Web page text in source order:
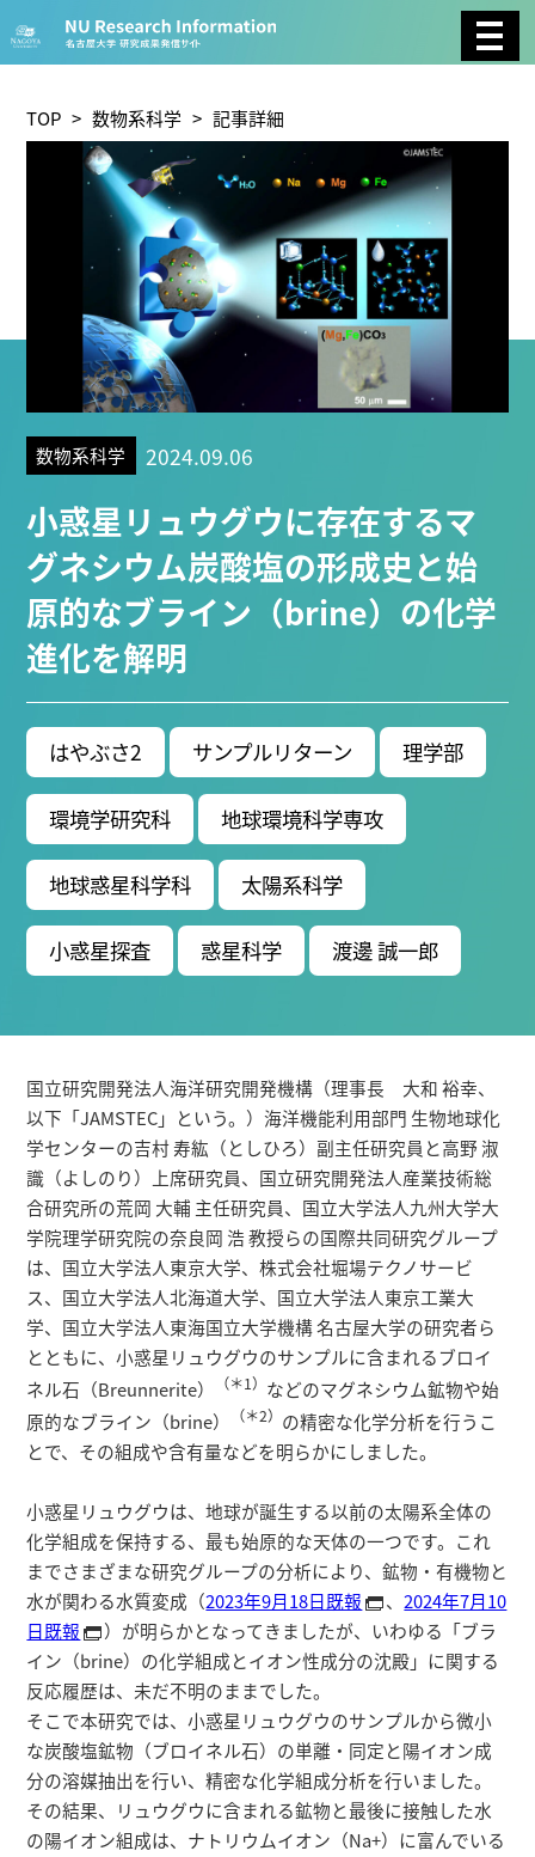
CATEGORY
環境学 生物学
総合理工 複合領域
農学 化学 医歯薬学
情報学 数物系科学
人文学
TAG
(177)
生命農学研究科 (116)
トランスフォーマティ
ブ生命分子研究所 (75)
環境学研究科 (67)
宇宙地球
環境研究所 (63)
未来材料・システム研究所 (61)
報学研究科 (47)
植物 (33) 機械学習 (31)
高等
研究院 (26)
生物機能開発利用研究センター (24)
境医学研究所 (23)
宇宙 (21)
創薬科学研究科 (20)
シロイヌナズ
ナ (19)
オーロラ (17)
Research VIDEOS
Researchers' VOICE
Links
名古屋大学基金
研究者総覧
TOP >数物系科学 > 記事詳細
数物系科学 2024.09.06
小惑星リュウグウに存在するマ
グネシウム炭酸塩の形成史と始
原的なブライン（brine）の化学
進化を解明
はやぶさ2 サンプルリターン 理学部
環境学研究科 地球環境科学専攻
地球惑星科学科 太陽系科学
小惑星探査 惑星科学 渡邊 誠一郎
国立研究開発法人海洋研究開発機構（理事長 大和 裕幸、
以下「JAMSTEC」という。）海洋機能利用部門 生物地球化
学センターの吉村 寿紘（としひろ）副主任研究員と高野 淑
識（よしのり）上席研究員、国立研究開発法人産業技術総
合研究所の荒岡 大輔 主任研究員、国立大学法人九州大学大
学院理学研究院の奈良岡 浩 教授らの国際共同研究グループ
は、国立大学法人東京大学、株式会社堀場テクノサービ
ス、国立大学法人北海道大学、国立大学法人東京工業大
学、国立大学法人東海国立大学機構 名古屋大学の研究者ら
とともに、小惑星リュウグウのサンプルに含まれるブロイ
ネル石（Breunnerite）
（＊1） などのマグネシウム鉱物や始
原的なブライン（brine）
（＊2） の精密な化学分析を行うこ
とで、その組成や含有量などを明らかにしました。
小惑星リュウグウは、地球が誕生する以前の太陽系全体の
化学組成を保持する、最も始原的な天体の一つです。これ
までさまざまな研究グループの分析により、鉱物・有機物と
水が関わる水質変成（2023年9月18日既報 、2024年7月10
日既報
）が明らかとなってきましたが、いわゆる「ブラ
イン（brine）の化学組成とイオン性成分の沈殿」に関する
反応履歴は、未だ不明のままでした。
そこで本研究では、小惑星リュウグウのサンプルから微小
な炭酸塩鉱物（ブロイネル石）の単離・同定と陽イオン成
分の溶媒抽出を行い、精密な化学組成分析を行いました。
その結果、リュウグウに含まれる鉱物と最後に接触した水
の陽イオン組成は、ナトリウムイオン（Na+）に富んでいる